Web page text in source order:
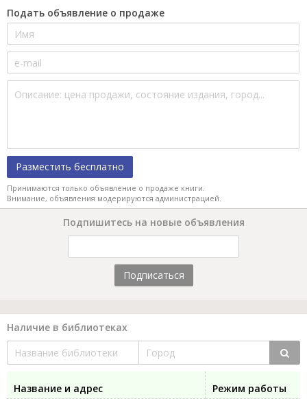
Подать объявление о продаже
Разместить бесплатно
Принимаются только объявление о продаже книги.
Внимание, объявления модерируются администрацией.
Подпишитесь на новые объявления
Подписаться
Наличие в библиотеках
Название и адрес
Режим работы